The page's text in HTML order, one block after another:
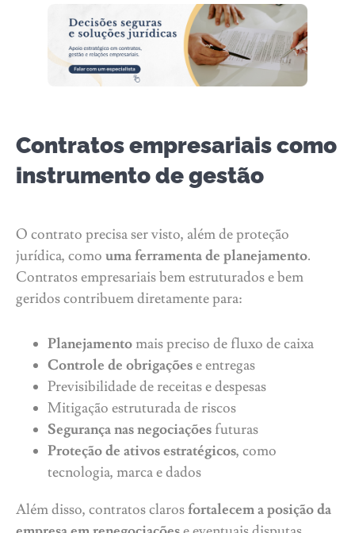
Contratos empresariais como
instrumento de gestão
O contrato precisa ser visto, além de proteção
jurídica, como uma ferramenta de planejamento.
Contratos empresariais bem estruturados e bem
geridos contribuem diretamente para:
Planejamento mais preciso de fluxo de caixa
Controle de obrigaçõese entregas
Previsibilidade de receitas e despesas
Mitigação estruturada de riscos
Segurança nas negociações futuras
Proteção de ativos estratégicos, como
tecnologia, marca e dados
Além disso, contratos clarosfortalecem a posição da